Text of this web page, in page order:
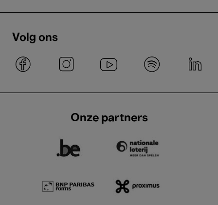
Volg ons
Onze partners